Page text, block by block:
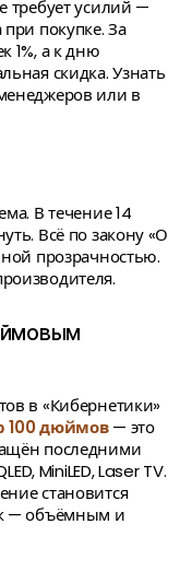
требует усилий —
покупке. За
1%, а к дню
скидка. Узнать
или в
В течение 14
Всё по закону «О
прозрачностью.
в «Кибернетики»
100 дюймов— это
последними
MiniLED, Laser TV.
становится
— объёмным и